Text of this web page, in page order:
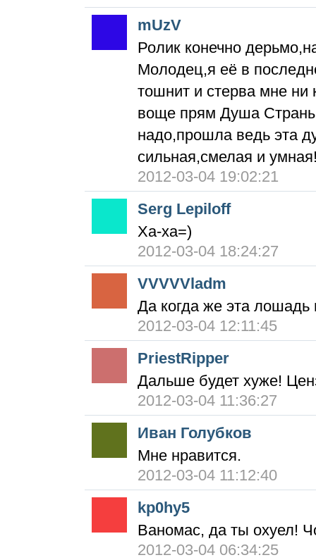
mUzV
Ролик конечно
Молодец,я её в
тошнит и стерва мне
воще прям Душа
надо,прошла ведь эта
сильная,смелая и
2012-03-04 19:02:21
Serg Lepiloff
Ха-ха=)
2012-03-04 18:24:27
VVVVVladm
Да когда же эта лошадь
2012-03-04 12:11:45
PriestRipper
Дальше будет хуже!
2012-03-04 11:36:27
Иван Голубков
Мне нравится.
2012-03-04 11:12:40
kp0hy5
Ваномас, да ты охуел!
2012-03-04 06:34:25